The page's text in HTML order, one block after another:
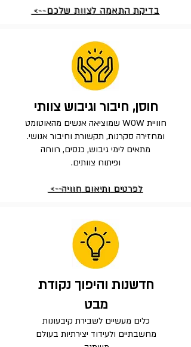
בדיקת התאמה לצוות שלכם-->
חוסן, חיבור וגיבוש צוותי
חוויית WOW שמוציאה אנשים מהאוטומט
ומחזירה סקרנות, תקשורת וחיבור אנושי.
מתאים לימי גיבוש, כנסים, רווחה
ופיתוח צוותים.
לפרטים ותיאום חוויה-->
חדשנות והיפוך נקודת
מבט
כלים מעשיים לשבירת קיבעונות
מחשבתיים ולעידוד יצירתיות בעולם